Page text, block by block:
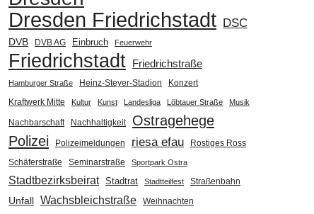
Dresden Friedrichstadt DSC
DVB DVB AG Einbruch Feuerwehr
Friedrichstadt Friedrichstraße
Hamburger Straße Heinz-Steyer-Stadion
Konzert
Kraftwerk Mitte
Kultur Kunst Landesliga Löbtauer Straße Musik
Nachbarschaft Nachhaltigkeit
Ostragehege
Polizei
Polizeimeldungen riesa efau Rostiges Ross
Schäferstraße Seminarstraße Sportpark Ostra
Stadtbezirksbeirat Stadtrat Stadtteilfest Straßenbahn
Unfall Wachsbleichstraße
Weihnachten